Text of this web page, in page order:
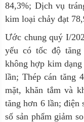
84,3%; Dịch vụ
kim loại chảy đạt
Ước chung quý I/
yếu có tốc độ
không hợp kim
lần; Thép cán tăng
mặt, khăn tắm và
tăng hơn 6 lần; điện
số sản phẩm giảm